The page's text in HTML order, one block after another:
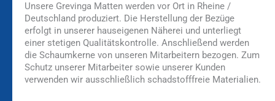
Unsere Grevinga Matten werden vor Ort in Rheine /
Deutschland produziert. Die Herstellung der Bezüge
erfolgt in unserer hauseigenen Näherei und unterliegt
einer stetigen Qualitätskontrolle. Anschließend werden
die Schaumkerne von unseren Mitarbeitern bezogen. Zum
Schutz unserer Mitarbeiter sowie unserer Kunden
verwenden wir ausschließlich schadstofffreie Materialien.